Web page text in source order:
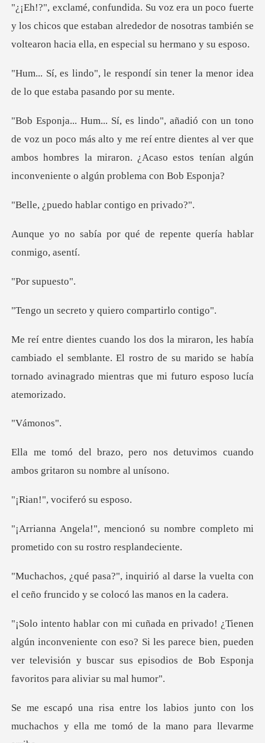
y los chicos que estaban alrededor de nosotras también se
dí sin tener la menor idea
de lo
más alto y me reí entre dientes al ver que
ambos hombres la miraron. ¿
hablar contig
qué de repente quería h
supue
o y quiero compa
mbiado el semblante. El rostro de su marido se había
tornado
mon
nos detuvimos cuando
ambos gr
vociferó s
u nombre completo mi
prometido
darse la vuelta con
el ceño fruncid
veniente con eso? Si les parece bien, pueden
ver televisión y busca
s junto con los
muchachos y ella me t